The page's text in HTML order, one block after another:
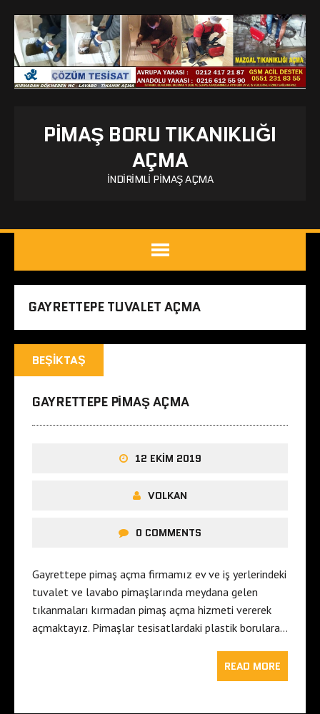
PIMAŞ BORU TIKANIKLIĞI
AÇMA
İNDIRIMLI PIMAŞ AÇMA
GAYRETTEPE TUVALET AÇMA
BEŞIKTAŞ
GAYRETTEPE PIMAŞ AÇMA
12 EKIM 2019
VOLKAN
0 COMMENTS
Gayrettepe pimaş açma firmamız ev ve iş yerlerindeki
tuvalet ve lavabo pimaşlarında meydana gelen
tıkanmaları kırmadan pimaş açma hizmeti vererek
açmaktayız. Pimaşlar tesisatlardaki plastik borulara…
READ MORE